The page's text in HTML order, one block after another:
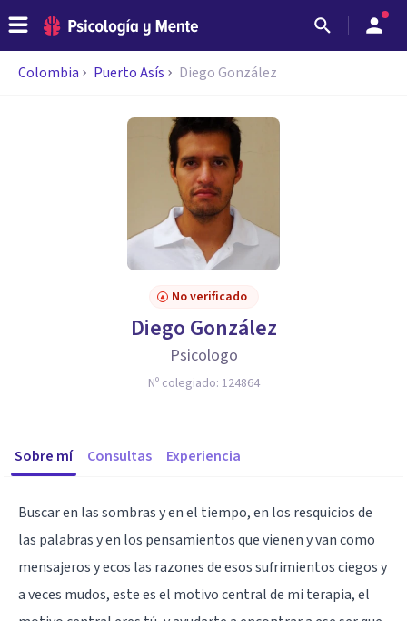
Colombia Puerto Asís Diego González
No verificado
Diego González
Psicologo
Nº colegiado: 124864
Sobre mí Consultas Experiencia
Buscar en las sombras y en el tiempo, en los resquicios de
las palabras y en los pensamientos que vienen y van como
mensajeros y ecos las razones de esos sufrimientos ciegos y
a veces mudos, este es el motivo central de mi terapia, el